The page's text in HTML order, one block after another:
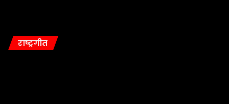
राष्ट्रगीत